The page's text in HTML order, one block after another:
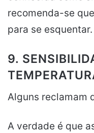
recomenda-se
para se esquentar.
9.
Alguns reclamam
A verdade é que